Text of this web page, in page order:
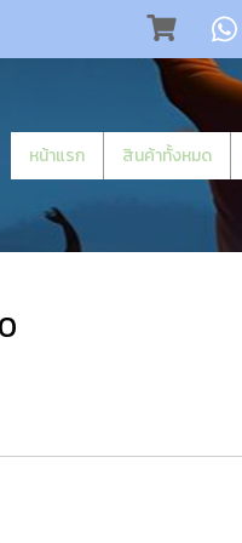
หน้าแรก สินค้าทั้งหมด